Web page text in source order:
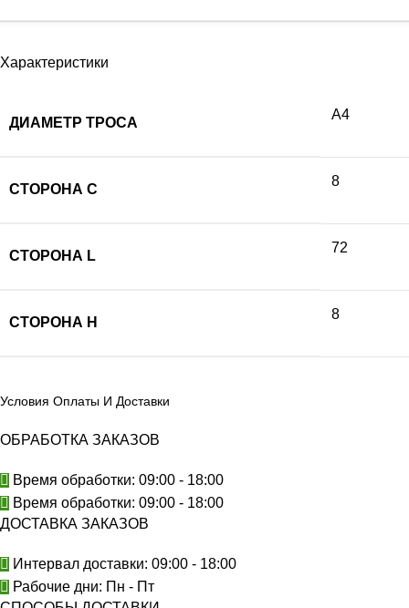
Характеристики
ДИАМЕТР ТРОСА
А4
СТОРОНА C
8
СТОРОНА L
72
СТОРОНА H
8
Условия Оплаты И Доставки
ОБРАБОТКА ЗАКАЗОВ
Время обработки: 09:00 - 18:00
Время обработки: 09:00 - 18:00
ДОСТАВКА ЗАКАЗОВ
Интервал доставки: 09:00 - 18:00
Рабочие дни: Пн - Пт